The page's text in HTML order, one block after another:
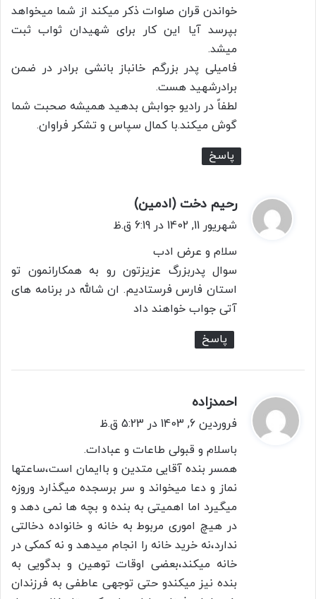
خواندن قران صلوات ذکر میکند از شما میخواهد
بپرسد آیا این کار برای شهیدان ثواب ثبت
میشد.
فامیلی پدر بزرگم خانباز بانشی برادر در ضمن
برادرشهید هست.
لطفاً در رادیو جوابش بدهید همیشه صحبت شما
گوش میکند.با کمال سپاس و تشکر فراوان.
پاسخ
رحیم دخت (ادمین)
ف
شهریور 11, 1402 در 6:19 ق.ظ
سلام و عرض ادب
سوال پدربزرگ عزیزتون رو به همکارانمون تو
استان فارس فرستادیم. ان شالله در برنامه های
آتی جواب خواهند داد
پاسخ
احمدزاده
ف
ت
فروردین 6, 1403 در 5:23 ق.ظ
باسلام و قبولی طاعات و عبادات.
همسر بنده آقایی متدین و باایمان است،ساعتها
نماز و دعا میخواند و سر برسجده میگذارد وروزه
میگیرد اما اهمیتی به بنده و بچه ها نمی دهد و
در هیچ اموری مربوط به خانه و خانواده دخالتی
ندارد،نه خرید خانه را انجام میدهد و نه کمکی در
خانه میکند،بعضی اوقات توهین و بدگویی به
بنده نیز میکندو حتی توجهی عاطفی به فرزندان